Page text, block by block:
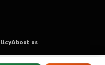
About us